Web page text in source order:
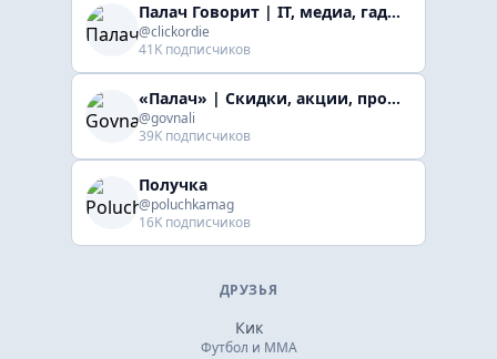
Палач Говорит | IT, медиа, гaджеты, скидки
@clickordie
41K подписчиков
«Палач» | Скидки, акции, промокоды
@govnali
39K подписчиков
Получка
@poluchkamag
16K подписчиков
ДРУЗЬЯ
Кик
Футбол и ММА